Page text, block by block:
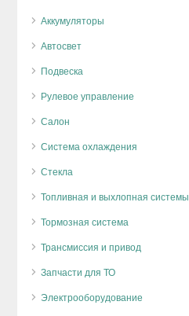
Аккумуляторы
Автосвет
Подвеска
Рулевое управление
Салон
Система охлаждения
Стекла
Топливная и выхлопная системы
Тормозная система
Трансмиссия и привод
Запчасти для ТО
Электрооборудование